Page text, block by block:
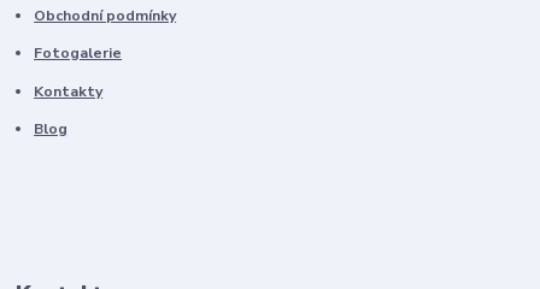
Obchodní podmínky
Fotogalerie
Kontakty
Blog